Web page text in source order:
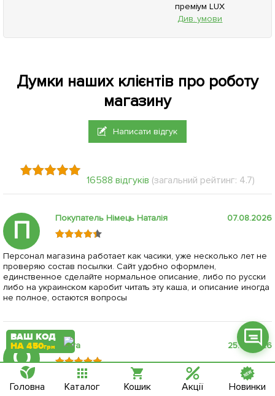
преміум LUX
Див. умови
Думки наших клієнтів про роботу
магазину
Написати відгук
16588 відгуків (загальний рейтинг: 4.7)
П Покупатель Німець Наталія 07.08.2026
Персонал магазина работает как часики, уже несколько лет не
проверяю состав посылки. Сайт удобно оформлен,
единственное сделайте нормальное описание, либо по русски
либо на украинском каробит читать эту каша, и описание иногда
не полное, остаются вопросы
О Ольга 25.07.2026
Ввічливий персонал,все дуже якісно запаковано,відправка в
Фейсбук
Інстаграм
Онлайн чат
ВАШ КОД
НА 450грн
Головна Каталог Кошик Акції Новинки